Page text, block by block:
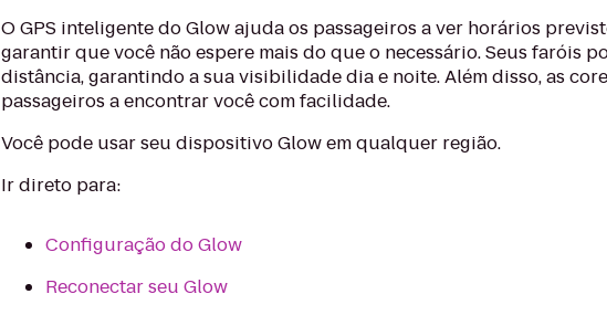
O GPS inteligente do Glow ajuda os passageiros a ver horários
garantir que você não espere mais do que o necessário. Seus faróis
distância, garantindo a sua visibilidade dia e noite. Além disso, as
passageiros a encontrar você com facilidade.
Você pode usar seu dispositivo Glow em qualquer região.
Ir direto para:
Configuração do Glow
Reconectar seu Glow